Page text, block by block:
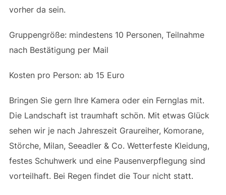
vorher da sein.
Gruppengröße: mindestens 10 Personen, Teilnahme
nach Bestätigung per Mail
Kosten pro Person: ab 15 Euro
Bringen Sie gern Ihre Kamera oder ein Fernglas mit.
Die Landschaft ist traumhaft schön. Mit etwas Glück
sehen wir je nach Jahreszeit Graureiher, Komorane,
Störche, Milan, Seeadler & Co. Wetterfeste Kleidung,
festes Schuhwerk und eine Pausenverpflegung sind
vorteilhaft. Bei Regen findet die Tour nicht statt.